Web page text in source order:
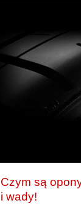
Czym są
i wady!